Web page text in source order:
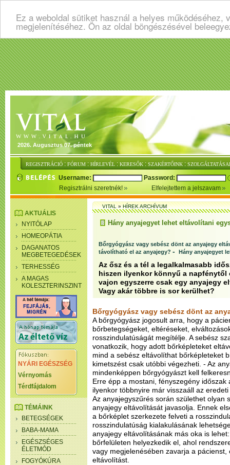
Ez a weboldal sütiket használ a helyes
megjelenítéséhez. Ön az oldal böngészésével
2026. Augusztus 07. péntek
REGISZTRÁCIÓ : FÓRUM : HÍRLEVÉL : KERESŐK : SZAKÉRTŐINK :
Username:
Password:
Regisztrálni szeretnék!
Elfelejtettem a jelszavam
AKTUÁLIS
NYITÓLAP
HOMEOPÁTIA
DAGANATOS
MEGBETEGEDÉSEK
TERHESSÉG
A MAGAS
KOLESZTERINSZINT
NYÁRI EGÉSZSÉG
Vérnyomás
Térdfájdalom
TÉMÁINK
BETEGSÉGEK
BABA-MAMA
EGÉSZSÉGES
ÉLETMÓD
FOGYÓKÚRA
VITAL»HÍREK ARCHÍVUM
Hány anyajegyet lehet eltávolítani
Bőrgyógyász vagy sebész dönt az anyajegy
távolítható el az anyajegy? - Hány anyajegyet
Az ősz és a tél a legalkalmasabb
hiszen ilyenkor könnyű a napfénytől
vajon egyszerre csak egy anyajegy
Vagy akár többre is sor kerülhet?
Bőrgyógyász vagy sebész dönt az
A bőrgyógyász jogosult arra, hogy a
bőrbetegségeket, eltéréseket,
rosszindulatúságát megítélje. A sebész
vonatkozik, hogy adott bőrképleteket
mind a sebész eltávolíthat bőrképleteket
kimetszést csak utóbbi végezheti. - Az
mindenképpen bőrgyógyászt kell
Erre épp a mostani, fényszegény időszak
ilyenkor többnyire már visszaáll az
Az anyajegyszűrés során születhet olyan
anyajegy eltávolítását javasolja. Ennek
a bőrképlet szerkezete felveti a
rosszindulatúság kialakulásának
anyajegy eltávolításának más oka is
bőrfelületen helyezkedik el, ahol
vagy megjelenésében zavarja a pácienst,
eltávolítást.